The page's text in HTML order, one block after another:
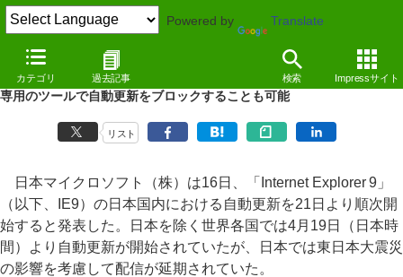
Powered by Translate
カテゴリ 過去記事 検索 Impressサイト
NEWS（11/06/16 13:52）
日本における「Internet Explorer 9」の自動更新が21日から順次開始
専用のツールで自動更新をブロックすることも可能
リスト
日本マイクロソフト（株）は16日、「Internet Explorer 9」
（以下、IE9）の日本国内における自動更新を21日より順次開
始すると発表した。日本を除く世界各国では4月19日（日本時
間）より自動更新が開始されていたが、日本では東日本大震災
の影響を考慮して配信が延期されていた。